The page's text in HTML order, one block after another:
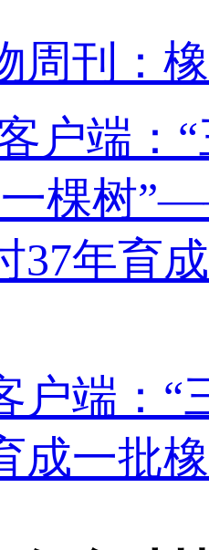
周刊：
户端：
成一批